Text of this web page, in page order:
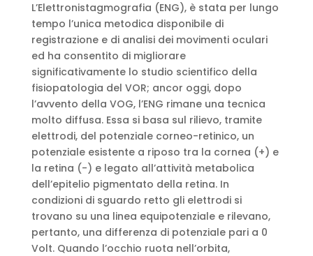
L’Elettronistagmografia (ENG), è stata per lungo
tempo l’unica metodica disponibile di
registrazione e di analisi dei movimenti oculari
ed ha consentito di migliorare
significativamente lo studio scientifico della
fisiopatologia del VOR; ancor oggi, dopo
l’avvento della VOG, l’ENG rimane una tecnica
molto diffusa. Essa si basa sul rilievo, tramite
elettrodi, del potenziale corneo-retinico, un
potenziale esistente a riposo tra la cornea (+) e
la retina (-) e legato all’attività metabolica
dell’epitelio pigmentato della retina. In
condizioni di sguardo retto gli elettrodi si
trovano su una linea equipotenziale e rilevano,
pertanto, una differenza di potenziale pari a 0
Volt. Quando l’occhio ruota nell’orbita,